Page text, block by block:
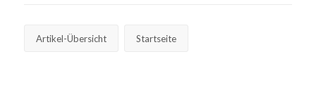
Artikel-Übersicht Startseite